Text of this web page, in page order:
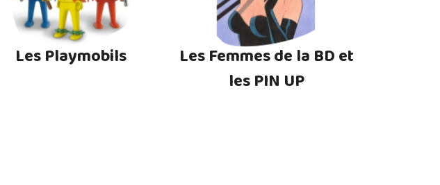
Les Playmobils
Les Femmes de la BD et
les PIN UP